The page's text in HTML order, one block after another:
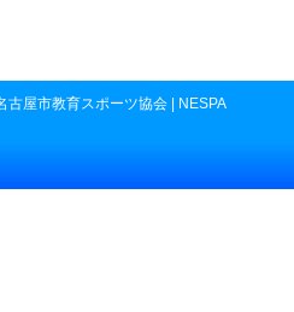
古屋市教育スポーツ協会 | NESPA